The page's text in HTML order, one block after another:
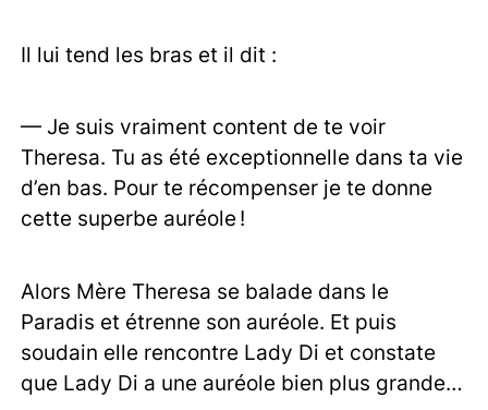
Il lui tend les bras et il dit :
— Je suis vraiment content de te voir
Theresa. Tu as été exceptionnelle dans ta vie
d’en bas. Pour te récompenser je te donne
cette superbe auréole !
Alors Mère Theresa se balade dans le
Paradis et étrenne son auréole. Et puis
soudain elle rencontre Lady Di et constate
que Lady Di a une auréole bien plus grande…